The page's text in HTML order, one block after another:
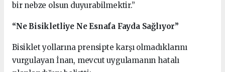
bir nebze olsun duyurabilmektir.”
“Ne Bisikletliye Ne Esnafa Fayda Sağlıyor”
Bisiklet yollarına prensipte karşı olmadıklarını
vurgulayan İnan, mevcut uygulamanın hatalı